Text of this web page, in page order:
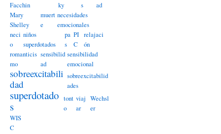
Facchin
ky
s
ad
Mary
Shelley
muert
e
necesidades
emocionales
neci
o
niños
superdotados
pa
s
PI
C
relajaci
ón
romanticis
mo
sensibilid
ad
sensibilidad
emocional
sobreexcitabili
dad
sobreexcitabilid
ades
superdotado
s
tont
o
viaj
ar
Wechsl
er
WIS
C